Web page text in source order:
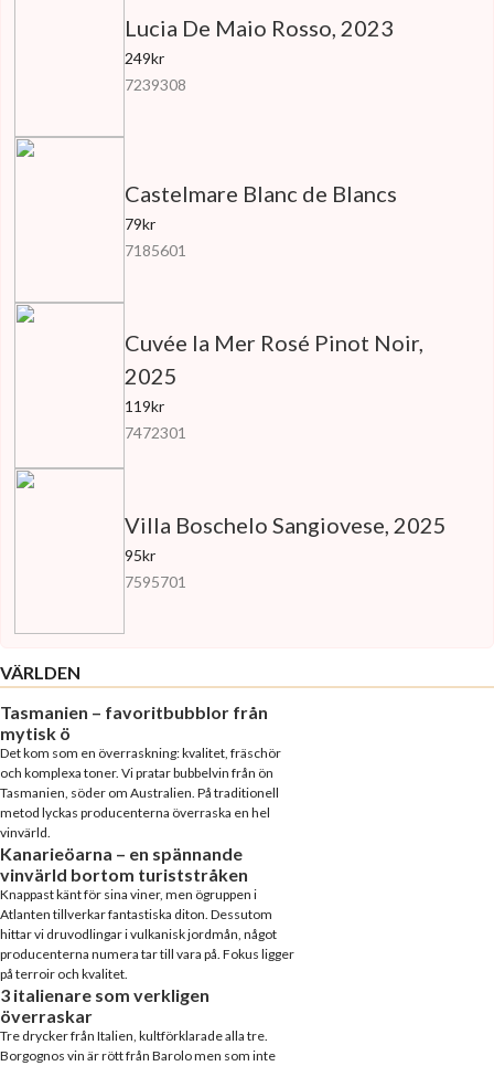
Lucia De Maio Rosso, 2023
249kr
7239308
Castelmare Blanc de Blancs
79kr
7185601
Cuvée la Mer Rosé Pinot Noir,
2025
119kr
7472301
Villa Boschelo Sangiovese, 2025
95kr
7595701
VÄRLDEN
Tasmanien – favoritbubblor från
mytisk ö
Det kom som en överraskning: kvalitet, fräschör
och komplexa toner. Vi pratar bubbelvin från ön
Tasmanien, söder om Australien. På traditionell
metod lyckas producenterna överraska en hel
vinvärld.
Kanarieöarna – en spännande
vinvärld bortom turiststråken
Knappast känt för sina viner, men ögruppen i
Atlanten tillverkar fantastiska diton. Dessutom
hittar vi druvodlingar i vulkanisk jordmån, något
producenterna numera tar till vara på. Fokus ligger
på terroir och kvalitet.
3 italienare som verkligen
överraskar
Tre drycker från Italien, kultförklarade alla tre.
Borgognos vin är rött från Barolo men som inte